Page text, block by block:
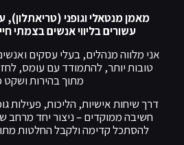
מאמן מנטאלי וגופני (טריאתלון),
עשורים בליווי אנשים בצמתי
אני מלווה מנהלים, בעלי עסקים
טובות יותר, להתמודד עם עומס,
מתוך בהירות ושקט
דרך שיחות אישיות, הליכות, פעילות
חשיבה ממוקדים – ניצור יחד מרחב
להסתכל קדימה ולקבל החלטות